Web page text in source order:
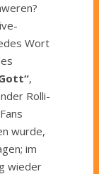
Wort
,
Rolli-
wurde,
im
wieder